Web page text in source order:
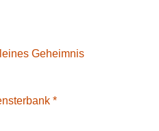
Geheimnis
*